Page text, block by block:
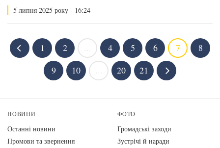
5 липня 2025 року - 16:24
1 2 4 5 6 7
8
9
10 20 21
НОВИНИ
Останні новини
Промови та звернення
ФОТО
Громадські заходи
Зустрічі й наради